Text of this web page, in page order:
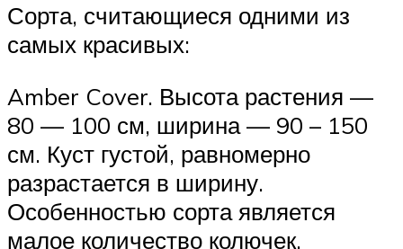
Сорта, считающиеся одними из
самых красивых:
Amber Cover. Высота растения —
80 — 100 см, ширина — 90 – 150
см. Куст густой, равномерно
разрастается в ширину.
Особенностью сорта является
малое количество колючек.